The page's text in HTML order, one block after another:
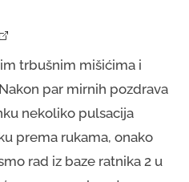
trbušnim mišićima i
par mirnih pozdrava
nekoliko pulsacija
prema rukama, onako
rad iz baze ratnika 2 u